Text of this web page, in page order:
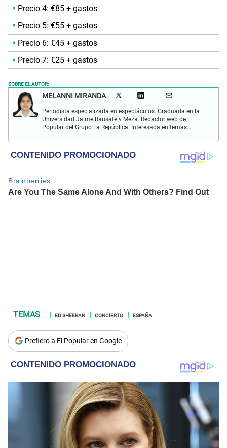
Precio 4: €85 + gastos
Precio 5: €55 + gastos
Precio 6: €45 + gastos
Precio 7: €25 + gastos
SOBRE EL AUTOR:
MELANNI MIRANDA
Periodista especializada en espectáculos. Graduada en la
Universidad Jaime Bausate y Meza. Redactor web de El
Popular del Grupo La República. Interesada en temas
series y deporte. Gusto por la locución y el baile.
ED SHEERAN CONCIERTO ESPAÑA
Prefiero a El Popular en Google